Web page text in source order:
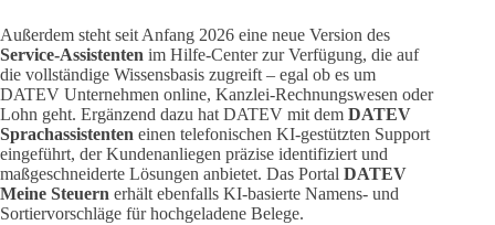
Außerdem steht seit Anfang 2026 eine neue Version des
Service-Assistenten im Hilfe-Center zur Verfügung, die auf
die vollständige Wissensbasis zugreift – egal ob es um
DATEV Unternehmen online, Kanzlei-Rechnungswesen oder
Lohn geht. Ergänzend dazu hat DATEV mit dem DATEV
Sprachassistenten einen telefonischen KI-gestützten Support
eingeführt, der Kundenanliegen präzise identifiziert und
maßgeschneiderte Lösungen anbietet. Das Portal DATEV
Meine Steuern erhält ebenfalls KI-basierte Namens- und
Sortiervorschläge für hochgeladene Belege.